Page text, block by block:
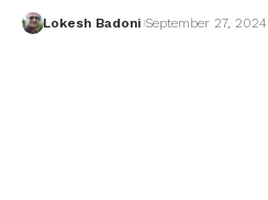
Lokesh Badoni September 27, 2024